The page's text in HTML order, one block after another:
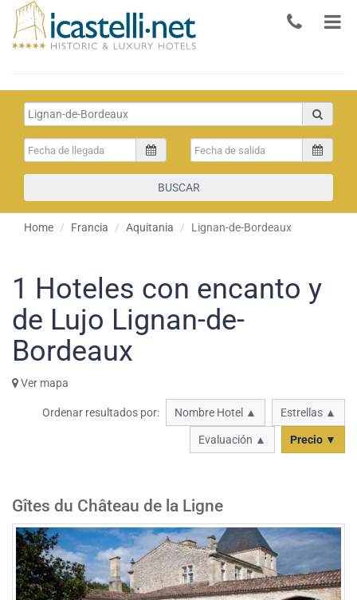
BUSCAR
Home Francia Aquitania Lignan-de-Bordeaux
1 Hoteles con encanto y
de Lujo Lignan-de-
Bordeaux
Ver mapa
Ordenar resultados por: Nombre Hotel ▲ Estrellas ▲
Evaluación ▲ Precio ▼
Gîtes du Château de la Ligne